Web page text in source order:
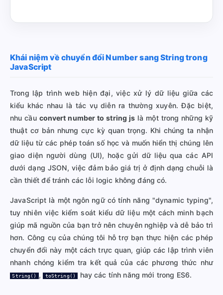
Khái niệm về chuyển đổi Number sang String trong
JavaScript
Trong lập trình web hiện đại, việc xử lý dữ liệu giữa các
kiểu khác nhau là tác vụ diễn ra thường xuyên. Đặc biệt,
nhu cầu convert number to string js là một trong những kỹ
thuật cơ bản nhưng cực kỳ quan trọng. Khi chúng ta nhận
dữ liệu từ các phép toán số học và muốn hiển thị chúng lên
giao diện người dùng (UI), hoặc gửi dữ liệu qua các API
dưới dạng JSON, việc đảm bảo giá trị ở định dạng chuỗi là
cần thiết để tránh các lỗi logic không đáng có.
JavaScript là một ngôn ngữ có tính năng "dynamic typing",
tuy nhiên việc kiểm soát kiểu dữ liệu một cách minh bạch
giúp mã nguồn của bạn trở nên chuyên nghiệp và dễ bảo trì
hơn. Công cụ của chúng tôi hỗ trợ bạn thực hiện các phép
chuyển đổi này một cách trực quan, giúp các lập trình viên
nhanh chóng kiểm tra kết quả của các phương thức như
String() , toString() hay các tính năng mới trong ES6.